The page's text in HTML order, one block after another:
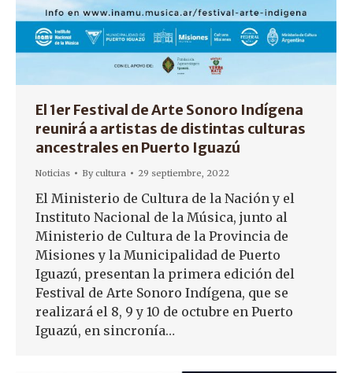
El 1er Festival de Arte Sonoro Indígena
reunirá a artistas de distintas culturas
ancestrales en Puerto Iguazú
Noticias Bycultura 29 septiembre, 2022
El Ministerio de Cultura de la Nación y el
Instituto Nacional de la Música, junto al
Ministerio de Cultura de la Provincia de
Misiones y la Municipalidad de Puerto
Iguazú, presentan la primera edición del
Festival de Arte Sonoro Indígena, que se
realizará el 8, 9 y 10 de octubre en Puerto
Iguazú, en sincronía…